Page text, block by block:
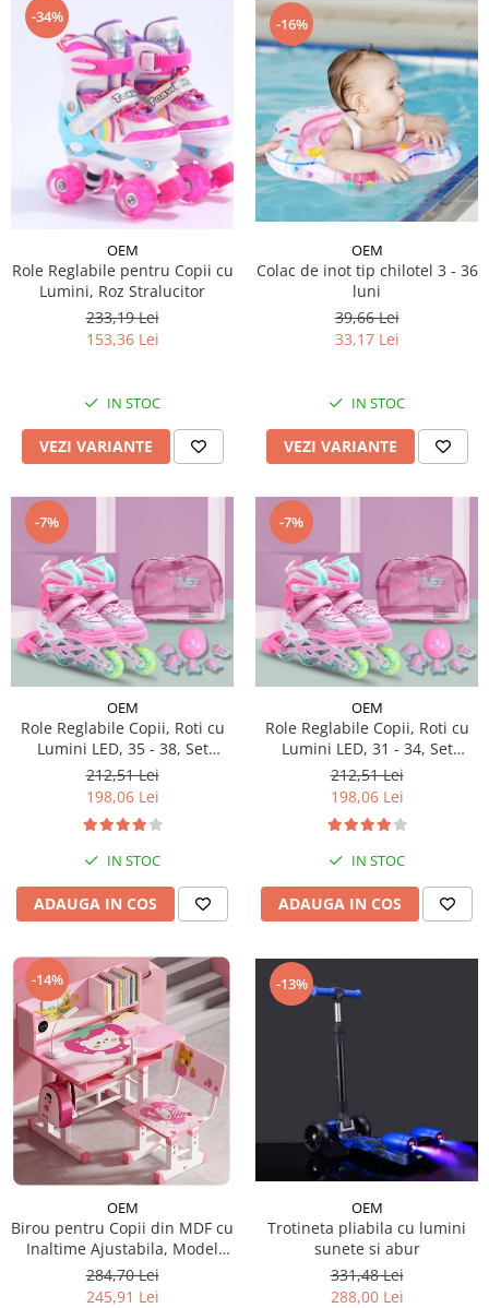
-34%
OEM
Role Reglabile pentru Copii cu
Lumini, Roz Stralucitor
233,19 Lei
153,36 Lei
IN STOC
VEZI VARIANTE
-16%
OEM
Colac de inot tip chilotel 3 - 36
luni
39,66 Lei
33,17 Lei
IN STOC
VEZI VARIANTE
-7%
OEM
Role Reglabile Copii, Roti cu
Lumini LED, 35 - 38, Set
Protectie - ROZ
212,51 Lei
198,06 Lei
IN STOC
ADAUGA IN COS
-7%
OEM
Role Reglabile Copii, Roti cu
Lumini LED, 31 - 34, Set
Protectie - ROZ
212,51 Lei
198,06 Lei
IN STOC
ADAUGA IN COS
-14%
OEM
Birou pentru Copii din MDF cu
Inaltime Ajustabila, Model
Capsunica Roz
284,70 Lei
245,91 Lei
-13%
OEM
Trotineta pliabila cu lumini
sunete si abur
331,48 Lei
288,00 Lei